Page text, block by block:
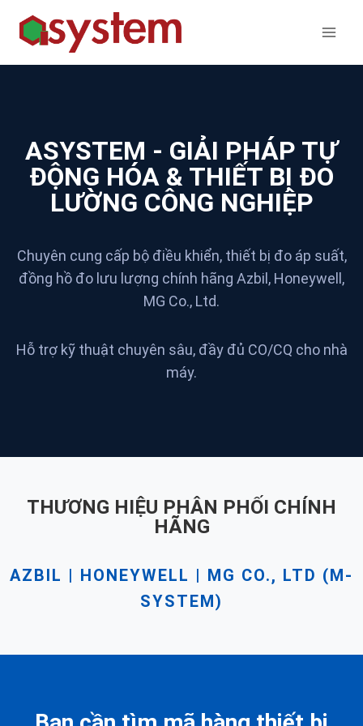
ASYSTEM - GIẢI PHÁP TỰ
ĐỘNG HÓA & THIẾT BỊ ĐO
LƯỜNG CÔNG NGHIỆP
Chuyên cung cấp bộ điều khiển, thiết bị đo áp suất,
đồng hồ đo lưu lượng chính hãng Azbil, Honeywell,
MG Co., Ltd.
Hỗ trợ kỹ thuật chuyên sâu, đầy đủ CO/CQ cho nhà
máy.
THƯƠNG HIỆU PHÂN PHỐI CHÍNH
HÃNG
AZBIL | HONEYWELL | MG CO., LTD (M-
SYSTEM)